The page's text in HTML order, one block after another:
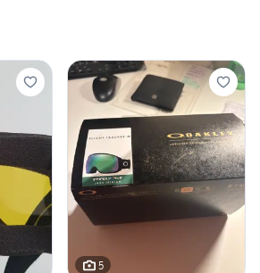
5